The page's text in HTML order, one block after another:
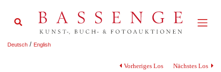
Deutsch / English
Vorheriges Los Nächstes Los